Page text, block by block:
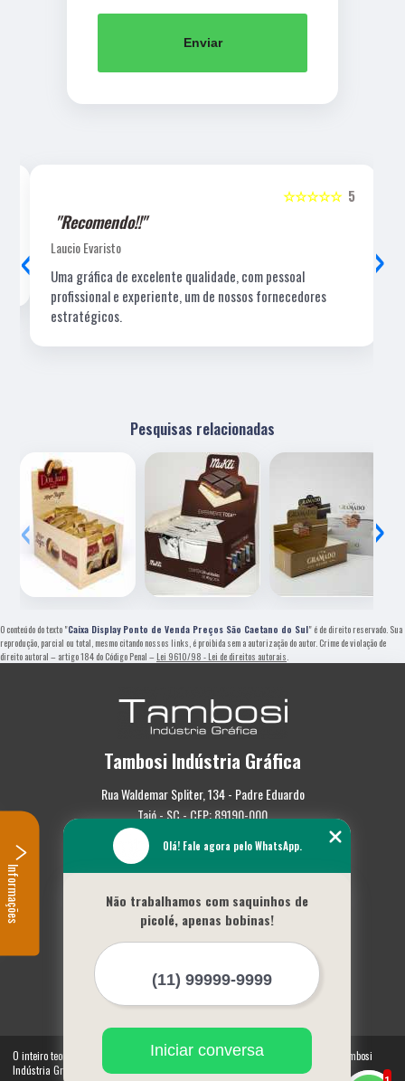
Enviar
5
☆☆☆☆☆
"Recomendo!!"
Laucio Evaristo
Uma gráfica de excelente qualidade, com pessoal
profissional e experiente, um de nossos fornecedores
estratégicos.
‹ ›
Pesquisas relacionadas
‹ ›
O conteúdo do texto "Caixa Display Ponto de Venda Preços São Caetano do Sul" é de direito reservado. Sua
reprodução, parcial ou total, mesmo citando nossos links, é proibida sem a autorização do autor. Crime de violação de
direito autoral – artigo 184 do Código Penal – Lei 9610/98 - Lei de direitos autorais
Tambosi Indústria Gráfica
Rua Waldemar Spliter, 134 - Padre Eduardo
Taió - SC - CEP: 89190-000
(47) 3562-0587
Empresa
Missão
Serviços
Mapa do site
Mais Serviços
O inteiro teor deste site está sujeito à proteção de direitos autorais. Copyright© Tambosi
Indústria Gráfica (Lei 9610 de 19/02/1998)
Olá! Fale agora pelo WhatsApp.
Não trabalhamos com saquinhos de
picolé, apenas bobinas!
Iniciar conversa
Informações